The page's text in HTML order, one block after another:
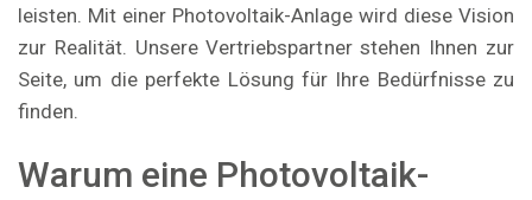
leisten. Mit einer Photovoltaik-Anlage wird diese Vision
zur Realität. Unsere Vertriebspartner stehen Ihnen zur
Seite, um die perfekte Lösung für Ihre Bedürfnisse zu
finden.
Warum eine Photovoltaik-